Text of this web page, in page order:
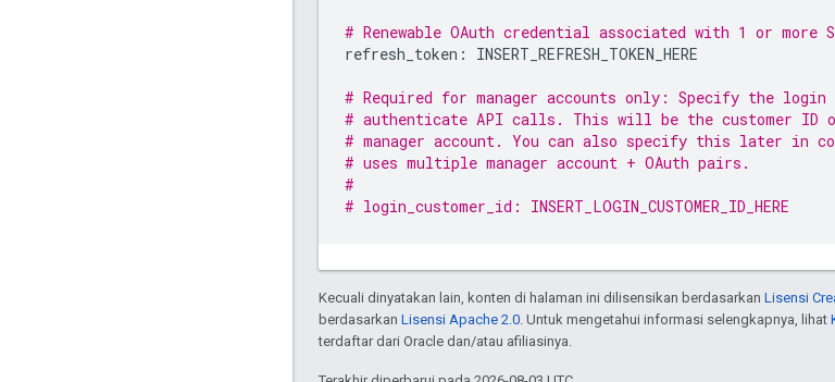
# Renewable OAuth credential associated with 1 or more
refresh_token:
INSERT_REFRESH_TOKEN_HERE
# Required for manager accounts only: Specify the login
# authenticate API calls. This will be the customer ID
# manager account. You can also specify this later in
# uses multiple manager account + OAuth pairs.
#
# login_customer_id: INSERT_LOGIN_CUSTOMER_ID_HERE
Kecuali dinyatakan lain, konten di halaman ini dilisensikan berdasarkan Lisensi
berdasarkan Lisensi Apache 2.0 . Untuk mengetahui informasi selengkapnya, lihat
terdaftar dari Oracle dan/atau afiliasinya.